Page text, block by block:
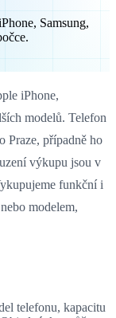
Samsung,
iPhone,
modelů. Telefon
Praze, případně ho
výkupu jsou v
funkční i
modelem,
telefonu, kapacitu